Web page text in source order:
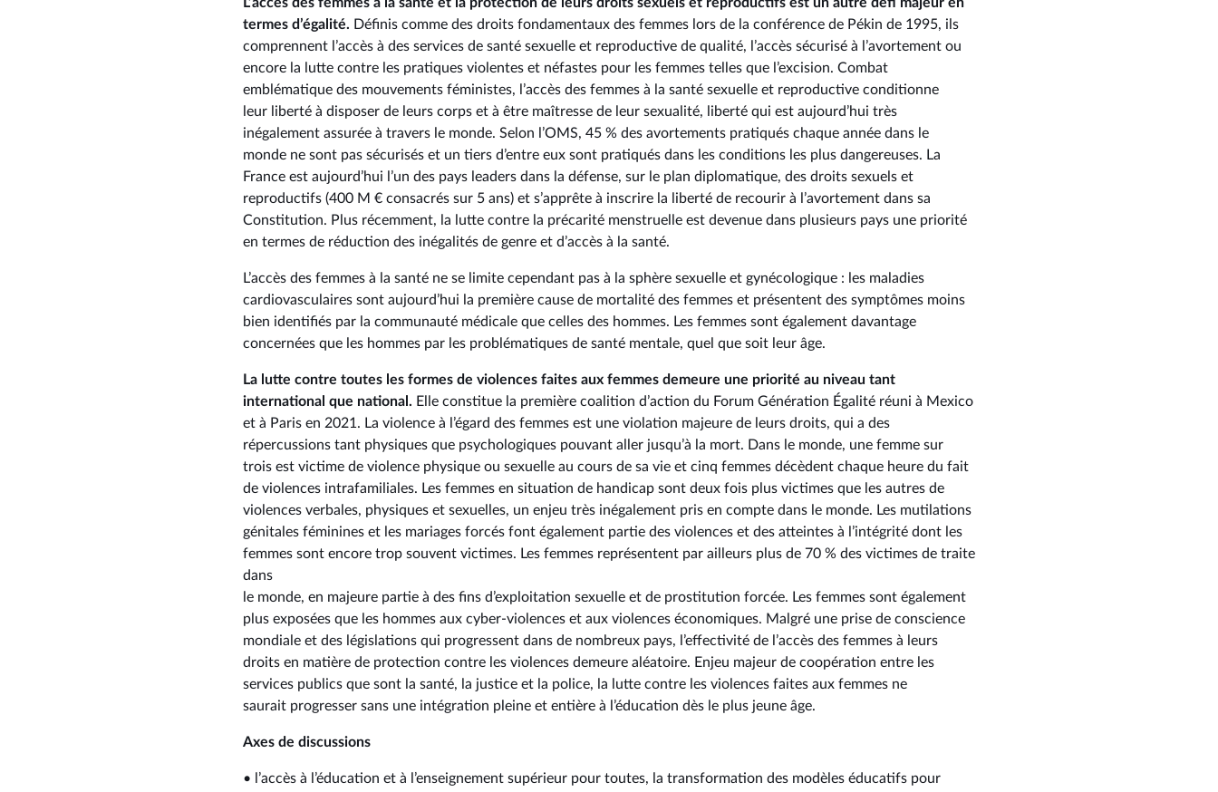
termes d’égalité. Définis comme des droits fondamentaux des femmes lors de la conférence de Pékin de 1995, ils
comprennent l’accès à des services de santé sexuelle et reproductive de qualité, l’accès sécurisé à l’avortement ou
encore la lutte contre les pratiques violentes et néfastes pour les femmes telles que l’excision. Combat
emblématique des mouvements féministes, l’accès des femmes à la santé sexuelle et reproductive conditionne
leur liberté à disposer de leurs corps et à être maîtresse de leur sexualité, liberté qui est aujourd’hui très
inégalement assurée à travers le monde. Selon l’OMS, 45 % des avortements pratiqués chaque année dans le
monde ne sont pas sécurisés et un tiers d’entre eux sont pratiqués dans les conditions les plus dangereuses. La
France est aujourd’hui l’un des pays leaders dans la défense, sur le plan diplomatique, des droits sexuels et
reproductifs (400 M € consacrés sur 5 ans) et s’apprête à inscrire la liberté de recourir à l’avortement dans sa
Constitution. Plus récemment, la lutte contre la précarité menstruelle est devenue dans plusieurs pays une priorité
en termes de réduction des inégalités de genre et d’accès à la santé.
L’accès des femmes à la santé ne se limite cependant pas à la sphère sexuelle et gynécologique : les maladies
cardiovasculaires sont aujourd’hui la première cause de mortalité des femmes et présentent des symptômes moins
bien identifiés par la communauté médicale que celles des hommes. Les femmes sont également davantage
concernées que les hommes par les problématiques de santé mentale, quel que soit leur âge.
La lutte contre toutes les formes de violences faites aux femmes demeure une priorité au niveau tant
international que national. Elle constitue la première coalition d’action du Forum Génération Égalité réuni à Mexico
et à Paris en 2021. La violence à l’égard des femmes est une violation majeure de leurs droits, qui a des
répercussions tant physiques que psychologiques pouvant aller jusqu’à la mort. Dans le monde, une femme sur
trois est victime de violence physique ou sexuelle au cours de sa vie et cinq femmes décèdent chaque heure du fait
de violences intrafamiliales. Les femmes en situation de handicap sont deux fois plus victimes que les autres de
violences verbales, physiques et sexuelles, un enjeu très inégalement pris en compte dans le monde. Les mutilations
génitales féminines et les mariages forcés font également partie des violences et des atteintes à l’intégrité dont les
femmes sont encore trop souvent victimes. Les femmes représentent par ailleurs plus de 70 % des victimes de traite
dans
le monde, en majeure partie à des fins d’exploitation sexuelle et de prostitution forcée. Les femmes sont également
plus exposées que les hommes aux cyber-violences et aux violences économiques. Malgré une prise de conscience
mondiale et des législations qui progressent dans de nombreux pays, l’effectivité de l’accès des femmes à leurs
droits en matière de protection contre les violences demeure aléatoire. Enjeu majeur de coopération entre les
services publics que sont la santé, la justice et la police, la lutte contre les violences faites aux femmes ne
saurait progresser sans une intégration pleine et entière à l’éducation dès le plus jeune âge.
Axes de discussions
• l’accès à l’éducation et à l’enseignement supérieur pour toutes, la transformation des modèles éducatifs pour